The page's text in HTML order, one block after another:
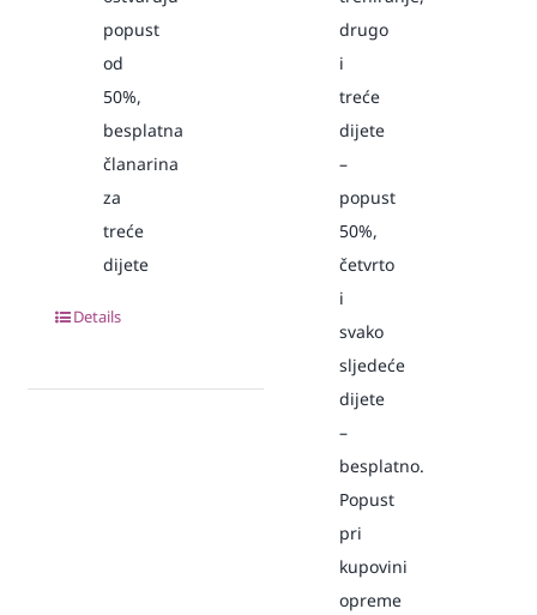
popust
od
50%,
besplatna
članarina
za
treće
dijete
Details
drugo
i
treće
dijete
–
popust
50%,
četvrto
i
svako
sljedeće
dijete
–
besplatno.
Popust
pri
kupovini
opreme